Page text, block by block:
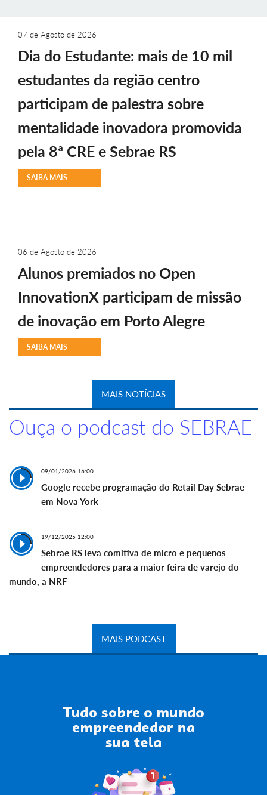
07 de Agosto de 2026
Dia do Estudante: mais de 10 mil
estudantes da região centro
participam de palestra sobre
mentalidade inovadora promovida
pela 8ª CRE e Sebrae RS
SAIBA MAIS
06 de Agosto de 2026
Alunos premiados no Open
InnovationX participam de missão
de inovação em Porto Alegre
SAIBA MAIS
MAIS NOTÍCIAS
Ouça o podcast do SEBRAE
09/01/2026 16:00
Google recebe programação do Retail Day Sebrae
em Nova York
19/12/2025 12:00
Sebrae RS leva comitiva de micro e pequenos
empreendedores para a maior feira de varejo do
mundo, a NRF
MAIS PODCAST